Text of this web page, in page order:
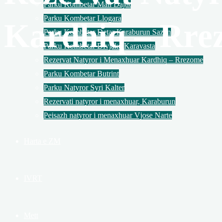
Parku Kombetar Mali Dajtit
Parku Kombetar Llogara
Parku Kombetar Detar Karaburun Sazan
Parku Kombetar Divjake Karavasta
Rezervat Natyror i Menaxhuar Kardhiq – Rrezome
Parku Kombetar Butrint
Parku Natyror Syri Kalter
Rezervati natyror i menaxhuar, Karaburun
Peisazh natyror i menaxhuar Vjose Narte
Kardhiq –